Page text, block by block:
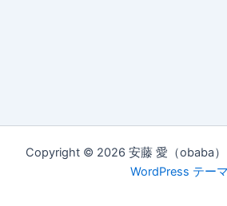
Copyright © 2026 安藤 愛（obaba
WordPress テーマ